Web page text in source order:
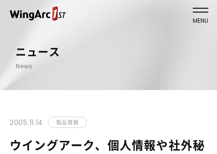
MENU
ニュース
News
2005.11.14 製品情報
ウイングアーク、個人情報や社外秘